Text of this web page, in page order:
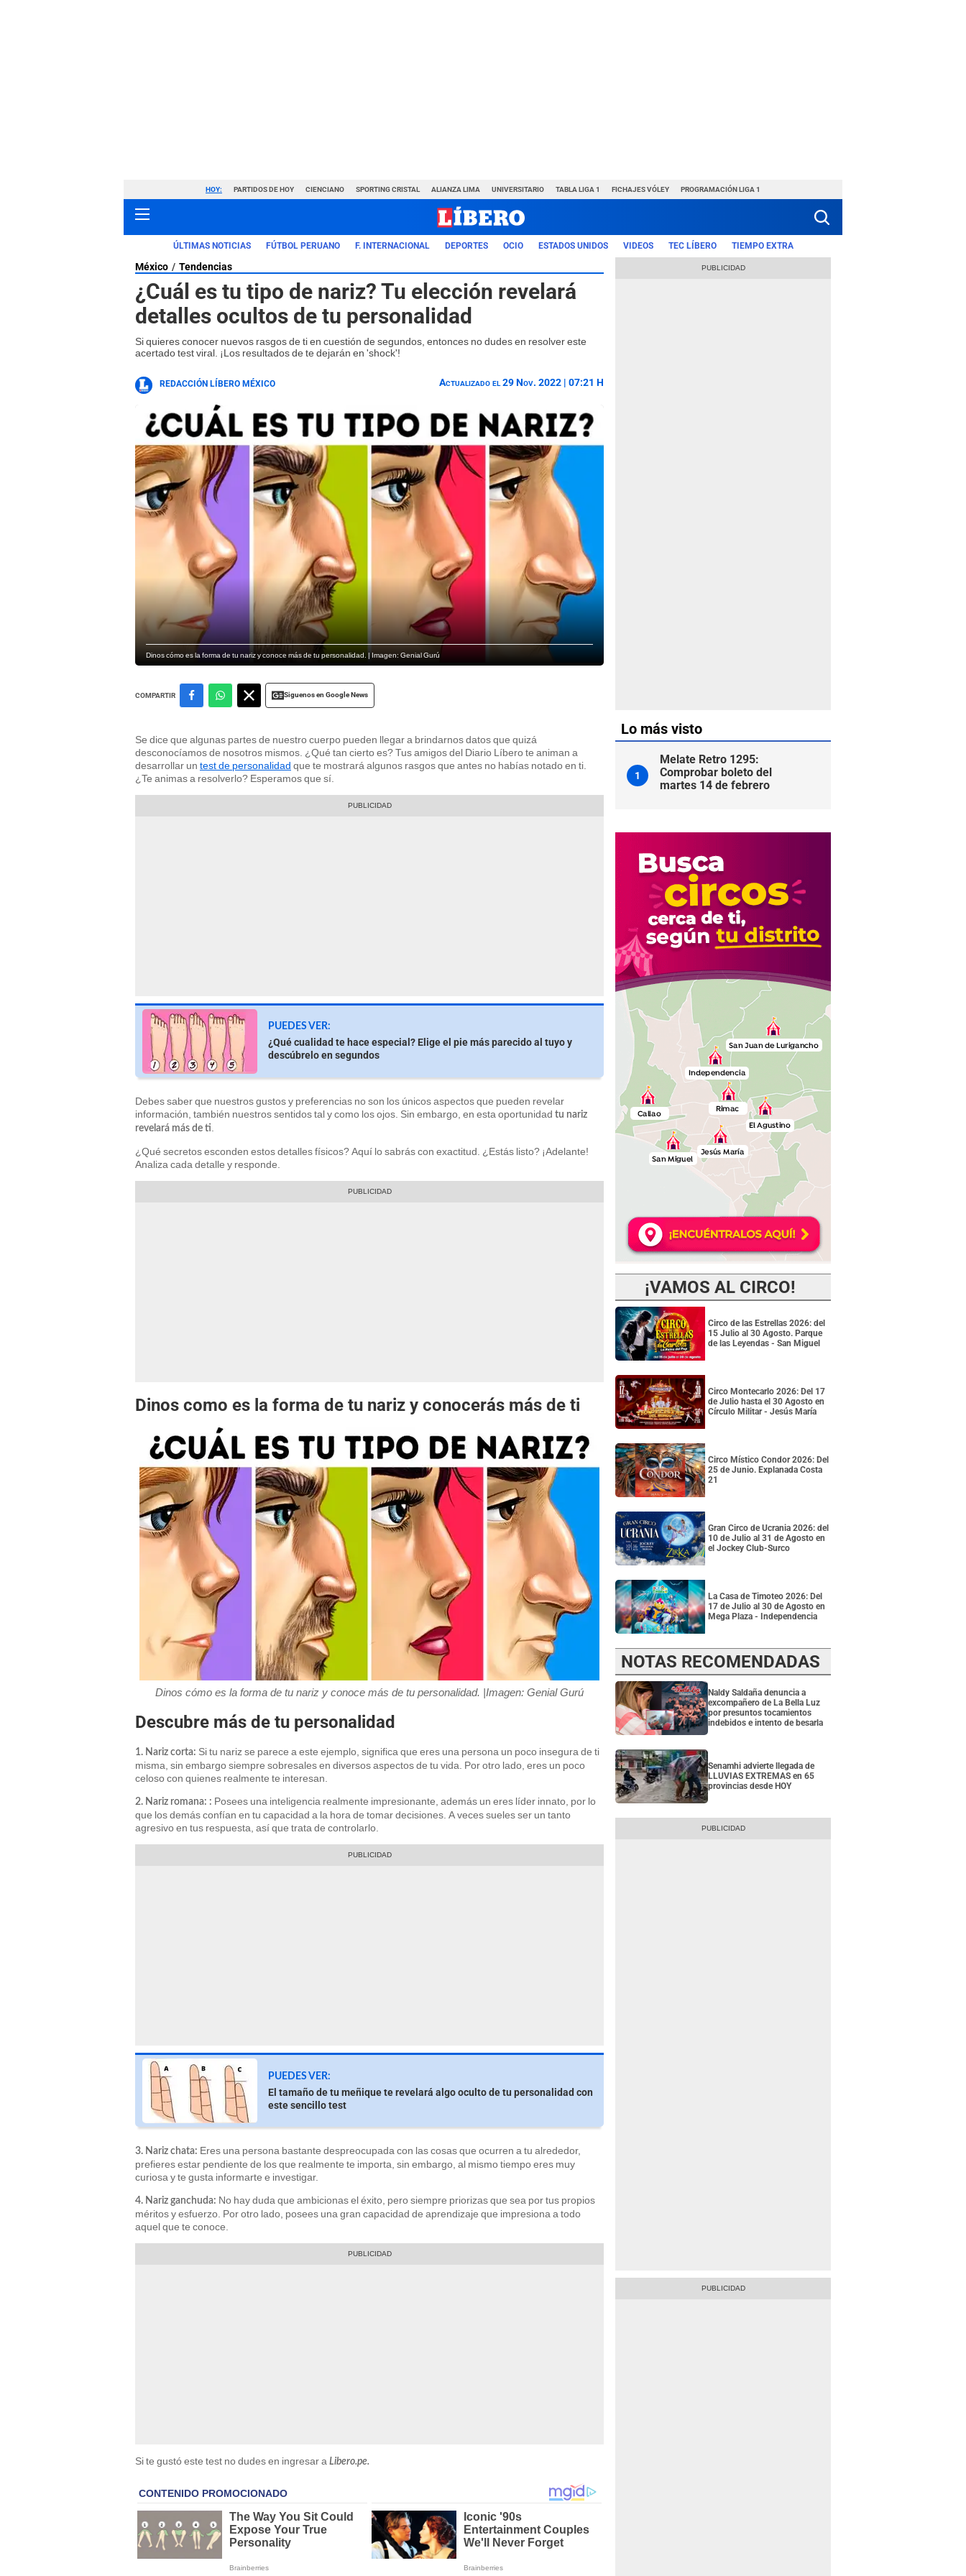
HOY: PARTIDOS DE HOY CIENCIANO SPORTING CRISTAL ALIANZA LIMA UNIVERSITARIO TABLA LIGA 1 FICHAJES VÓLEY PROGRAMACIÓN LIGA 1
ÚLTIMAS NOTICIAS FÚTBOL PERUANO F. INTERNACIONAL DEPORTES OCIO ESTADOS UNIDOS VIDEOS TEC LÍBERO TIEMPO EXTRA
México Tendencias
¿Cuál es tu tipo de nariz? Tu elección revelará
detalles ocultos de tu personalidad
Si quieres conocer nuevos rasgos de ti en cuestión de segundos, entonces no dudes en resolver este
acertado test viral. ¡Los resultados de te dejarán en 'shock'!
REDACCIÓN LÍBERO MÉXICO Actualizado el 29 Nov. 2022 | 07:21 H
Dinos cómo es la forma de tu nariz y conoce más de tu personalidad. | Imagen: Genial Gurú
COMPARTIR Siguenos en Google News
Se dice que algunas partes de nuestro cuerpo pueden llegar a brindarnos datos que quizá
desconocíamos de nosotros mismos. ¿Qué tan cierto es? Tus amigos del Diario Líbero te animan a
desarrollar un test de personalidad que te mostrará algunos rasgos que antes no habías notado en ti.
¿Te animas a resolverlo? Esperamos que sí.
PUEDES VER:
¿Qué cualidad te hace especial? Elige el pie más parecido al tuyo y
descúbrelo en segundos
Debes saber que nuestros gustos y preferencias no son los únicos aspectos que pueden revelar
información, también nuestros sentidos tal y como los ojos. Sin embargo, en esta oportunidad tu nariz
revelará más de ti
¿Qué secretos esconden estos detalles físicos? Aquí lo sabrás con exactitud. ¿Estás listo? ¡Adelante!
Analiza cada detalle y responde.
Dinos como es la forma de tu nariz y conocerás más de ti
Dinos cómo es la forma de tu nariz y conoce más de tu personalidad. |Imagen: Genial Gurú
Descubre más de tu personalidad
1. Nariz corta: Si tu nariz se parece a este ejemplo, significa que eres una persona un poco insegura de ti
misma, sin embargo siempre sobresales en diversos aspectos de tu vida. Por otro lado, eres un poco
celoso con quienes realmente te interesan.
2. Nariz romana: : Posees una inteligencia realmente impresionante, además un eres líder innato, por lo
que los demás confían en tu capacidad a la hora de tomar decisiones. A veces sueles ser un tanto
agresivo en tus respuesta, así que trata de controlarlo.
PUEDES VER:
El tamaño de tu meñique te revelará algo oculto de tu personalidad con
este sencillo test
3. Nariz chata: Eres una persona bastante despreocupada con las cosas que ocurren a tu alrededor,
prefieres estar pendiente de los que realmente te importa, sin embargo, al mismo tiempo eres muy
curiosa y te gusta informarte e investigar.
4. Nariz ganchuda: No hay duda que ambicionas el éxito, pero siempre priorizas que sea por tus propios
méritos y esfuerzo. Por otro lado, posees una gran capacidad de aprendizaje que impresiona a todo
aquel que te conoce.
Si te gustó este test no dudes en ingresar a Libero.pe.
Lo más visto
1
Melate Retro 1295:
Comprobar boleto del
martes 14 de febrero
¡VAMOS AL CIRCO!
Circo de las Estrellas 2026: del
15 Julio al 30 Agosto. Parque
de las Leyendas - San Miguel
Circo Montecarlo 2026: Del 17
de Julio hasta el 30 Agosto en
Círculo Militar - Jesús María
Circo Místico Condor 2026: Del
25 de Junio. Explanada Costa
21
Gran Circo de Ucrania 2026: del
10 de Julio al 31 de Agosto en
el Jockey Club-Surco
La Casa de Timoteo 2026: Del
17 de Julio al 30 de Agosto en
Mega Plaza - Independencia
NOTAS RECOMENDADAS
Naldy Saldaña denuncia a
excompañero de La Bella Luz
por presuntos tocamientos
indebidos e intento de besarla
Senamhi advierte llegada de
LLUVIAS EXTREMAS en 65
provincias desde HOY